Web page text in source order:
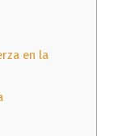
en la